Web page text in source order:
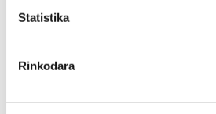
Statistika
Rinkodara
„VacSy®“ indai – puikus
atsparaus borosilikatinio stiklo ir
be BPA, kiekvienas indas veikia su